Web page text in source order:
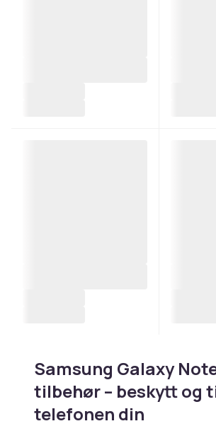
Samsung Galaxy
tilbehør – beskytt og
telefonen din